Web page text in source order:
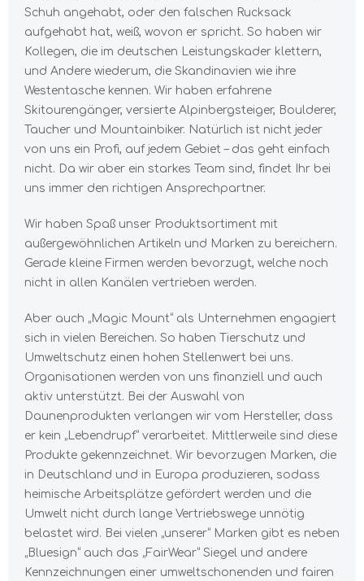
Schuh angehabt, oder den falschen Rucksack
aufgehabt hat, weiß, wovon er spricht. So haben wir
Kollegen, die im deutschen Leistungskader klettern,
und Andere wiederum, die Skandinavien wie ihre
Westentasche kennen. Wir haben erfahrene
Skitourengänger, versierte Alpinbergsteiger, Boulderer,
Taucher und Mountainbiker. Natürlich ist nicht jeder
von uns ein Profi, auf jedem Gebiet – das geht einfach
nicht. Da wir aber ein starkes Team sind, findet Ihr bei
uns immer den richtigen Ansprechpartner.
Wir haben Spaß unser Produktsortiment mit
außergewöhnlichen Artikeln und Marken zu bereichern.
Gerade kleine Firmen werden bevorzugt, welche noch
nicht in allen Kanälen vertrieben werden.
Aber auch „Magic Mount“ als Unternehmen engagiert
sich in vielen Bereichen. So haben Tierschutz und
Umweltschutz einen hohen Stellenwert bei uns.
Organisationen werden von uns finanziell und auch
aktiv unterstützt. Bei der Auswahl von
Daunenprodukten verlangen wir vom Hersteller, dass
er kein „Lebendrupf“ verarbeitet. Mittlerweile sind diese
Produkte gekennzeichnet. Wir bevorzugen Marken, die
in Deutschland und in Europa produzieren, sodass
heimische Arbeitsplätze gefördert werden und die
Umwelt nicht durch lange Vertriebswege unnötig
belastet wird. Bei vielen „unserer“ Marken gibt es neben
„Bluesign“ auch das „FairWear“ Siegel und andere
Kennzeichnungen einer umweltschonenden und fairen